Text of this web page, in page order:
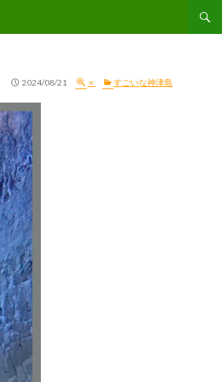
2024/08/21 × すごいな神津島